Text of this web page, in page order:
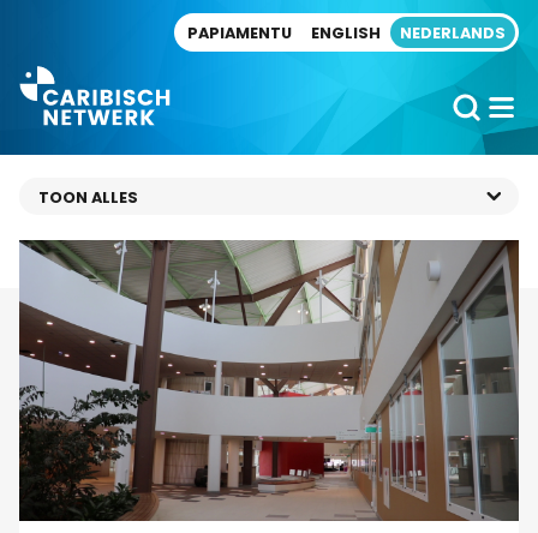
PAPIAMENTU ENGLISH NEDERLANDS